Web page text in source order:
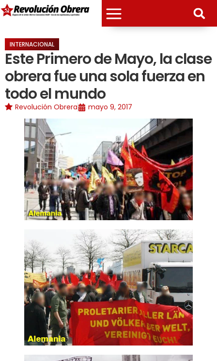
INTERNACIONAL
Este Primero de Mayo, la clase
obrera fue una sola fuerza en
todo el mundo
Revolución Obrera mayo 9, 2017